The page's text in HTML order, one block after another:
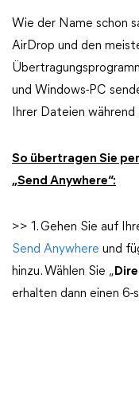
Wie der Name schon
AirDrop und den
und Windows-PC
Ihrer Dateien
So übertragen Sie
„Send Anywhere“:
>> 1. Gehen Sie auf
Send Anywhere und
hinzu. Wählen Sie „
erhalten dann einen 6-